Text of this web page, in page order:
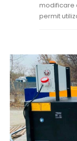
modificare
permit